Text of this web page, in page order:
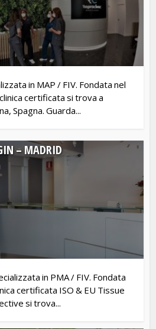
in MAP / FIV. Fondata nel
certificata si trova a
Spagna. Guarda...
– MADRID
in PMA / FIV. Fondata
certificata ISO & EU Tissue
si trova...